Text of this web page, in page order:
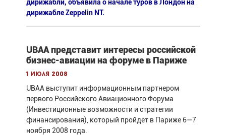
дирижабли, объявила о начале туров в Лондон на
дирижабле Zeppelin NT.
UBAA представит интересы российской
бизнес-авиации на форуме в Париже
1 июля 2008
UBAA выступит информационным партнером
первого Российского Авиационного Форума
(Инвестиционные возможности и стратегии
финансирования), который пройдет в Париже 6—7
ноября 2008 года.